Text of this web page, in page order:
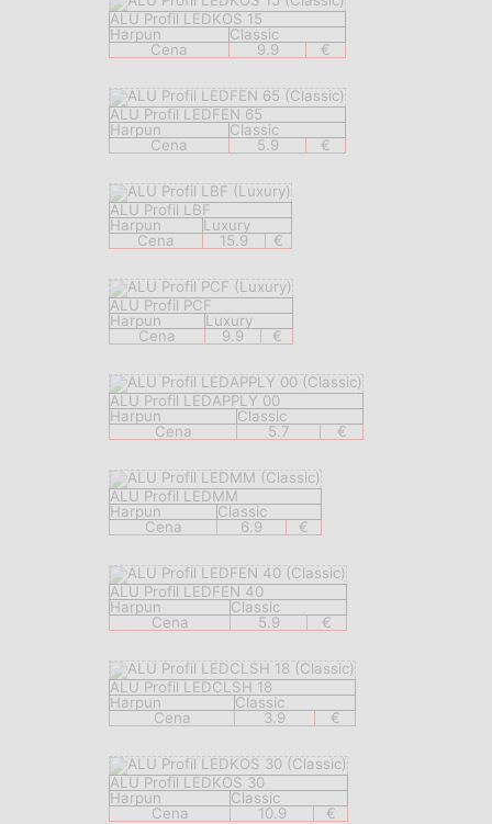
ALU Profil LEDKOS 15
Harpun
Classic
Cena
9.9 €
ALU Profil LEDFEN 65
Harpun
Classic
Cena
5.9 €
ALU Profil LBF
Harpun
Luxury
Cena
15.9 €
ALU Profil PCF
Harpun
Luxury
Cena
9.9 €
ALU Profil LEDAPPLY 00
Harpun
Classic
Cena
5.7 €
ALU Profil LEDMM
Harpun
Classic
Cena
6.9 €
ALU Profil LEDFEN 40
Harpun
Classic
Cena
5.9 €
ALU Profil LEDCLSH 18
Harpun
Classic
Cena
3.9 €
ALU Profil LEDKOS 30
Harpun
Classic
Cena
10.9 €